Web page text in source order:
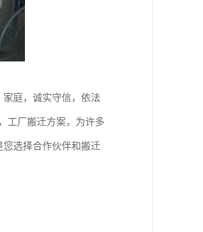
庭，诚实守信，依法
工厂搬迁方案，为许多
您选择合作伙伴和搬迁